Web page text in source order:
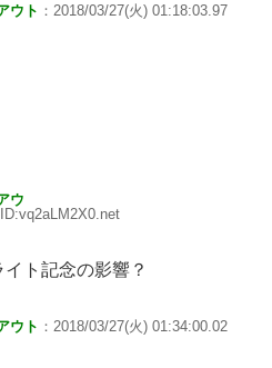
ウト ：2018/03/27(火) 01:18:03.97
ウ
ト記念の影響？
ウト ：2018/03/27(火) 01:34:00.02